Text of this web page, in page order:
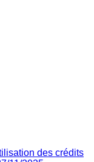
des crédits